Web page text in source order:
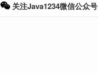
关注Java1234微信公众号